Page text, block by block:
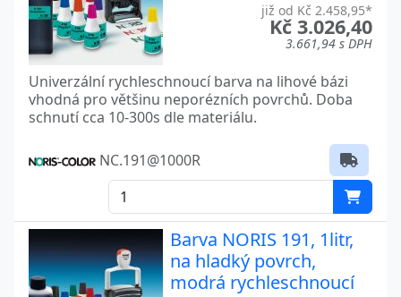
již od Kč 2.458,95*
Kč 3.026,40
3.661,94 s DPH
Univerzální rychleschnoucí barva na lihové bázi
vhodná pro většinu neporézních povrchů. Doba
schnutí cca 10-300s dle materiálu.
NC.191@1000R
Barva NORIS 191, 1litr,
na hladký povrch,
modrá rychleschnoucí